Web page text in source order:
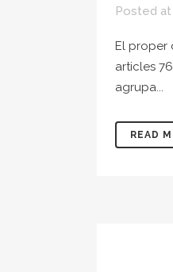
Posted at
El proper
articles
agrupa...
READ